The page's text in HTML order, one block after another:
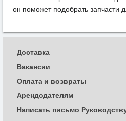
он поможет подобрать запчасти
Доставка
Вакансии
Оплата и возвраты
Арендодателям
Написать письмо